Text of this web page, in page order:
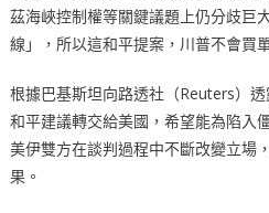
茲海峽控制權等關鍵議題上仍分歧巨
線」，所以這和平提案，川普不會買
根據巴基斯坦向路透社（Reuters）
和平建議轉交給美國，希望能為陷入
美伊雙方在談判過程中不斷改變立場
果。